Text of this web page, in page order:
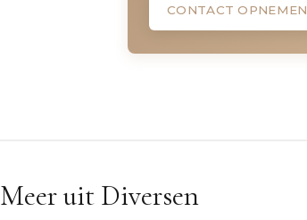
CONTACT OPNEMEN
Meer uit Diversen